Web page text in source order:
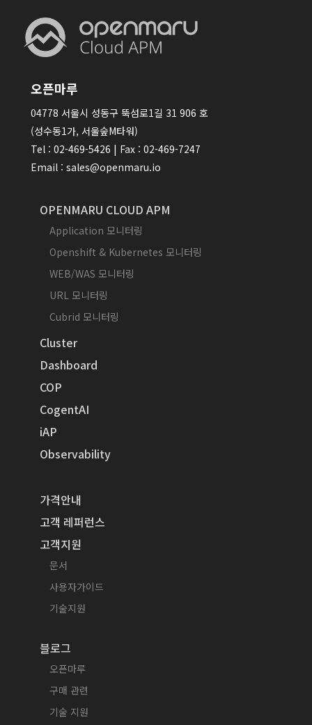
오픈마루
04778 서울시 성동구 뚝섬로1길 31 906 호
(성수동1가, 서울숲M타워)
Tel : 02-469-5426 | Fax : 02-469-7247
Email : sales@openmaru.io
OPENMARU CLOUD APM
Application 모니터링
Openshift & Kubernetes 모니터링
WEB/WAS 모니터링
URL 모니터링
Cubrid 모니터링
Cluster
Dashboard
COP
CogentAI
iAP
Observability
가격안내
고객 레퍼런스
고객지원
문서
사용자가이드
기술지원
블로그
오픈마루
구매 관련
기술 지원